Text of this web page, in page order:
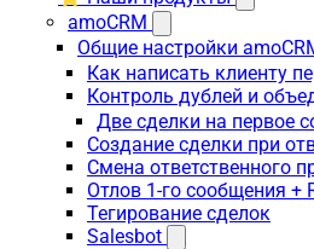
amoCRM
Общие настройки
Как написать клиенту
Контроль дублей и
Две сделки на первое
Создание сделки при
Смена ответственного
Отлов 1-го сообщения +
Тегирование сделок
Salesbot